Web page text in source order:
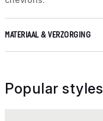
MATERIAAL & VERZORGING
Popular styles